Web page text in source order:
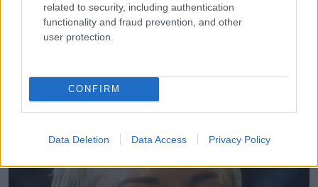
related to security, including authentication
functionality and fraud prevention, and other
user protection.
CONFIRM
Data Deletion Data Access Privacy Policy
Mexikó, egyszerűbb élet, új